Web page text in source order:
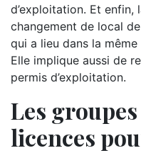
d’exploitation. Et enfin,
changement de local
qui a lieu dans la
Elle implique aussi de
permis d’exploitation.
Les
licences